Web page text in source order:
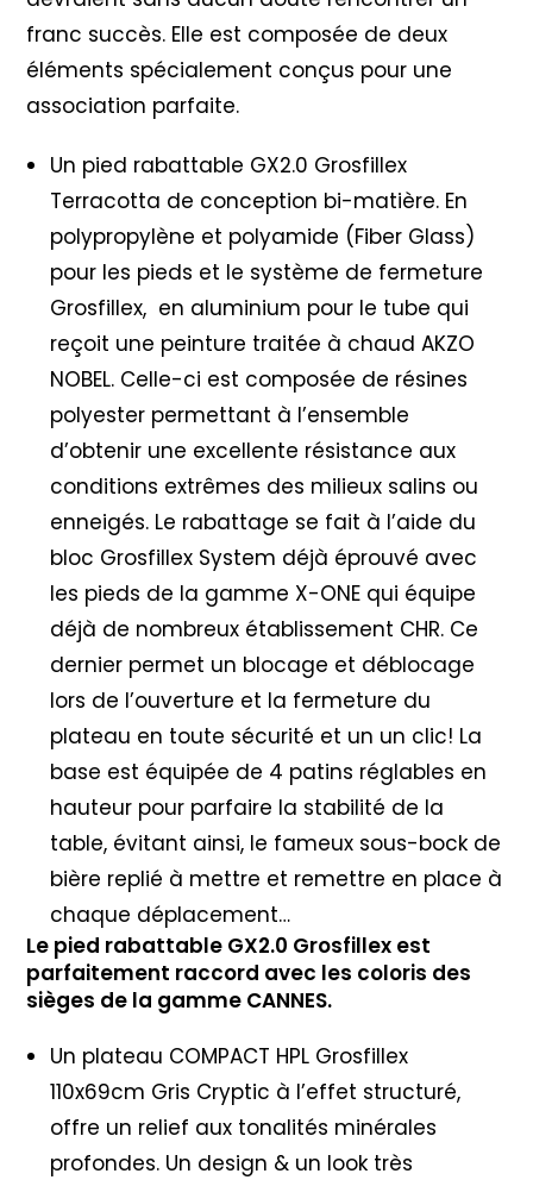
franc succès. Elle est composée de deux
éléments spécialement conçus pour une
association parfaite.
Un pied rabattable GX2.0 Grosfillex
Terracotta de conception bi-matière. En
polypropylène et polyamide (Fiber Glass)
pour les pieds et le système de fermeture
Grosfillex, en aluminium pour le tube qui
reçoit une peinture traitée à chaud AKZO
NOBEL. Celle-ci est composée de résines
polyester permettant à l’ensemble
d’obtenir une excellente résistance aux
conditions extrêmes des milieux salins ou
enneigés. Le rabattage se fait à l’aide du
bloc Grosfillex System déjà éprouvé avec
les pieds de la gamme X-ONE qui équipe
déjà de nombreux établissement CHR. Ce
dernier permet un blocage et déblocage
lors de l’ouverture et la fermeture du
plateau en toute sécurité et un un clic! La
base est équipée de 4 patins réglables en
hauteur pour parfaire la stabilité de la
table, évitant ainsi, le fameux sous-bock de
bière replié à mettre et remettre en place à
chaque déplacement…
Le pied rabattable GX2.0 Grosfillex est
parfaitement raccord avec les coloris des
sièges de la gamme CANNES.
Un plateau COMPACT HPL Grosfillex
110x69cm Gris Cryptic à l’effet structuré,
offre un relief aux tonalités minérales
profondes. Un design & un look très